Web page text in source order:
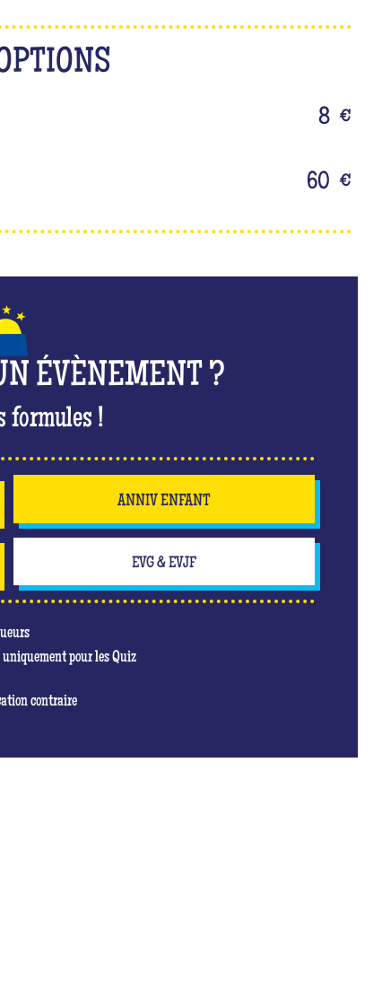
8 €
60 €
ÉVÈNEMENT ?
formules !
ANNIV ENFANT
EVG & EVJF
uniquement pour les Quiz
contraire